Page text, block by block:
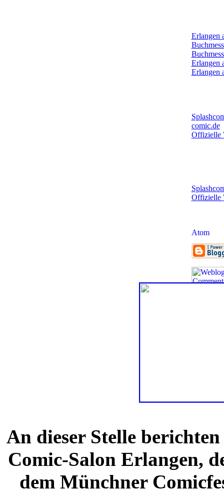
Erlangen
Erlangen
Erlangen
comic.de
Offizielle
Offizielle
An dieser Stelle
Comic-Salon Erlangen,
dem Münchner